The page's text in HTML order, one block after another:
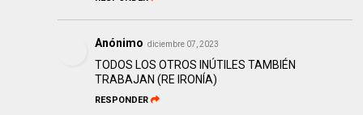
Anónimo diciembre 07, 2023
TODOS LOS OTROS INÚTILES TAMBIÉN
TRABAJAN (RE IRONÍA)
RESPONDER